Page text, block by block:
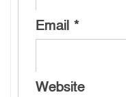
Email *
Website